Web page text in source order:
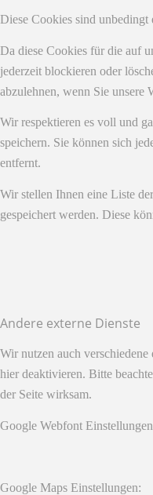
Diese Cookies sind
Da diese Cookies für die auf
jederzeit blockieren oder
abzulehnen, wenn Sie unsere
Wir respektieren es voll und
speichern. Sie können sich
entfernt.
Wir stellen Ihnen eine Liste
gespeichert werden. Diese
Andere externe Dienste
Wir nutzen auch
hier deaktivieren. Bitte
der Seite wirksam.
Google Webfont
Google Maps Einstellungen: